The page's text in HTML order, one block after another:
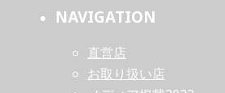
NAVIGATION
直営店
お取り扱い店